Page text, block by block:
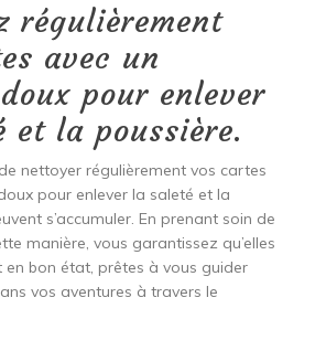
régulièrement
avec un
pour enlever
et la poussière.
nettoyer régulièrement vos cartes
pour enlever la saleté et la
s’accumuler. En prenant soin de
manière, vous garantissez qu’elles
en bon état, prêtes à vous guider
vos aventures à travers le